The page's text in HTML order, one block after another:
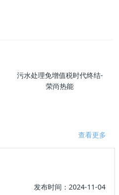
污水处理免增值税时代终结-
荣尚热能
查看更多
发布时间：2024-11-04